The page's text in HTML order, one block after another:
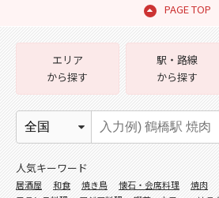
PAGE TOP
エリア
から探す
駅・路線
から探す
人気キーワード
居酒屋 和食 焼き鳥 懐石・会席料理 焼肉